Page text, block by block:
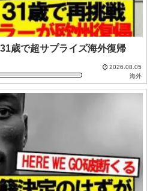
歳で超サプライズ海外復帰
2026.08.05
海外